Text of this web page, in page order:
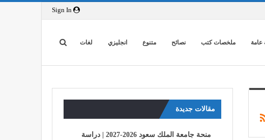
عامة ملخصات كتب نصائح متنوع انجليزي لغات
مقالات جديدة
منحة جامعة الملك سعود 2026-2027 | دراسة